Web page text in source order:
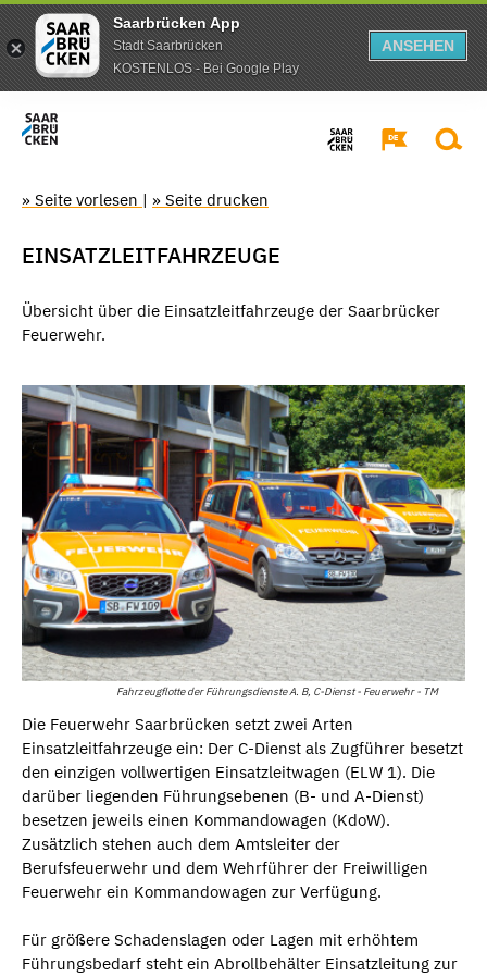
Saarbrücken App
Stadt Saarbrücken
KOSTENLOS - Bei Google Play
ANSEHEN
» Seite vorlesen | » Seite drucken
EINSATZLEITFAHRZEUGE
Übersicht über die Einsatzleitfahrzeuge der Saarbrücker
Feuerwehr.
Fahrzeugflotte der Führungsdienste A. B, C-Dienst - Feuerwehr - TM
Die Feuerwehr Saarbrücken setzt zwei Arten
Einsatzleitfahrzeuge ein: Der C-Dienst als Zugführer besetzt
den einzigen vollwertigen Einsatzleitwagen (ELW 1). Die
darüber liegenden Führungsebenen (B- und A-Dienst)
besetzen jeweils einen Kommandowagen (KdoW).
Zusätzlich stehen auch dem Amtsleiter der
Berufsfeuerwehr und dem Wehrführer der Freiwilligen
Feuerwehr ein Kommandowagen zur Verfügung.
Für größere Schadenslagen oder Lagen mit erhöhtem
Führungsbedarf steht ein Abrollbehälter Einsatzleitung zur